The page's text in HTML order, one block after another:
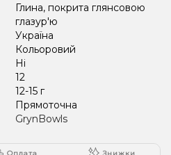
Глина, покрита глянсовою
глазур'ю
Україна
Кольоровий
Ні
12
12-15 г
Прямоточна
GrynBowls